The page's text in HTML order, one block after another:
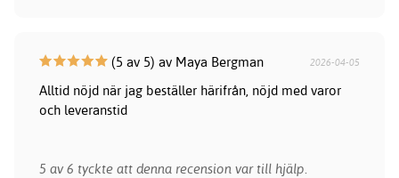
(5 av 5) av Maya Bergman 2026-04-05
Alltid nöjd när jag beställer härifrån, nöjd med varor
och leveranstid
5 av 6 tyckte att denna recension var till hjälp.